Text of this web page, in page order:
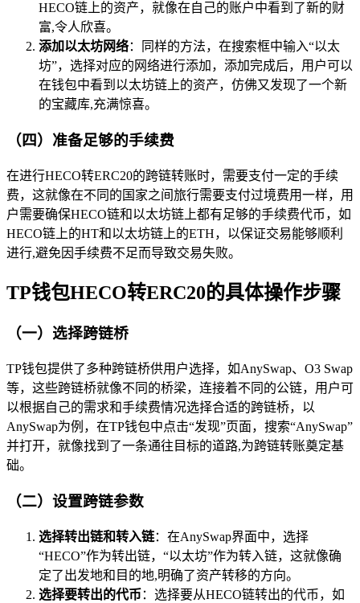
HECO链上的资产，就像在自己的账户中看到了新的财
富,令人欣喜。
添加以太坊网络：同样的方法，在搜索框中输入“以太
坊”，选择对应的网络进行添加，添加完成后，用户可以
在钱包中看到以太坊链上的资产，仿佛又发现了一个新
的宝藏库,充满惊喜。
（四）准备足够的手续费
在进行HECO转ERC20的跨链转账时，需要支付一定的手续
费，这就像在不同的国家之间旅行需要支付过境费用一样，用
户需要确保HECO链和以太坊链上都有足够的手续费代币，如
HECO链上的HT和以太坊链上的ETH，以保证交易能够顺利
进行,避免因手续费不足而导致交易失败。
TP钱包HECO转ERC20的具体操作步骤
（一）选择跨链桥
TP钱包提供了多种跨链桥供用户选择，如AnySwap、O3 Swap
等，这些跨链桥就像不同的桥梁，连接着不同的公链，用户可
以根据自己的需求和手续费情况选择合适的跨链桥，以
AnySwap为例，在TP钱包中点击“发现”页面，搜索“AnySwap”
并打开，就像找到了一条通往目标的道路,为跨链转账奠定基
础。
（二）设置跨链参数
选择转出链和转入链：在AnySwap界面中，选择
“HECO”作为转出链，“以太坊”作为转入链，这就像确
定了出发地和目的地,明确了资产转移的方向。
选择要转出的代币 ：选择要从HECO链转出的代币，如